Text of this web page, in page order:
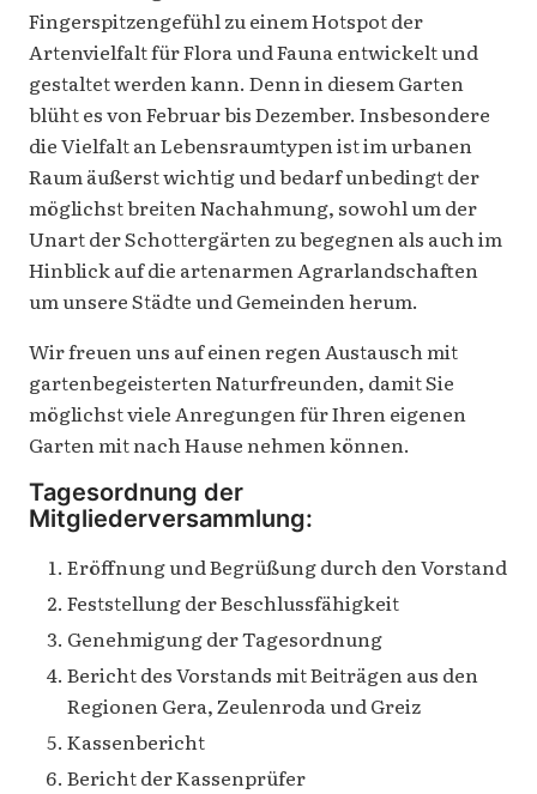
Fingerspitzengefühl zu einem Hotspot der
Artenvielfalt für Flora und Fauna entwickelt und
gestaltet werden kann. Denn in diesem Garten
blüht es von Februar bis Dezember. Insbesondere
die Vielfalt an Lebensraumtypen ist im urbanen
Raum äußerst wichtig und bedarf unbedingt der
möglichst breiten Nachahmung, sowohl um der
Unart der Schottergärten zu begegnen als auch im
Hinblick auf die artenarmen Agrarlandschaften
um unsere Städte und Gemeinden herum.
Wir freuen uns auf einen regen Austausch mit
gartenbegeisterten Naturfreunden, damit Sie
möglichst viele Anregungen für Ihren eigenen
Garten mit nach Hause nehmen können.
Tagesordnung der
Mitgliederversammlung:
Eröffnung und Begrüßung durch den Vorstand
Feststellung der Beschlussfähigkeit
Genehmigung der Tagesordnung
Bericht des Vorstands mit Beiträgen aus den
Regionen Gera, Zeulenroda und Greiz
Kassenbericht
Bericht der Kassenprüfer